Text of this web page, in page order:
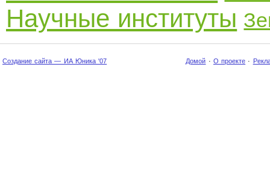
Научные институты
Создание сайта — ИА Юника '07 Домой · О проекте ·